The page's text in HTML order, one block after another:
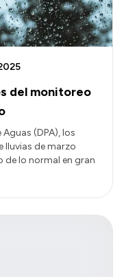
del monitoreo
(DPA), los
lluvias de marzo
lo normal en gran